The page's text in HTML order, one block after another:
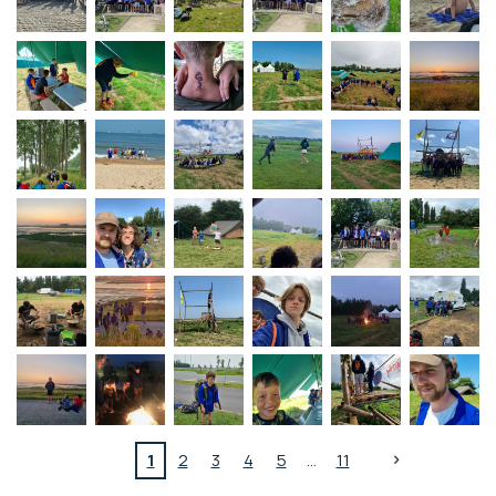
1 2 3 4 5 11